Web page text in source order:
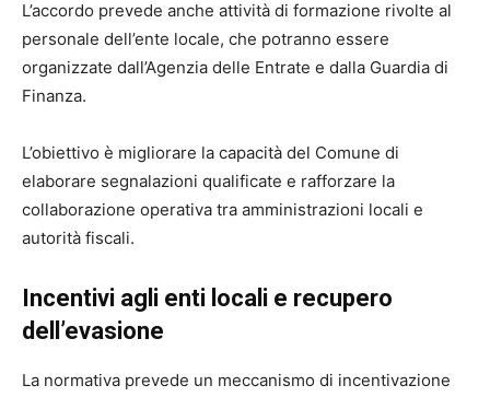
L’accordo prevede anche attività di formazione rivolte al
personale dell’ente locale, che potranno essere
organizzate dall’Agenzia delle Entrate e dalla Guardia di
Finanza.
L’obiettivo è migliorare la capacità del Comune di
elaborare segnalazioni qualificate e rafforzare la
collaborazione operativa tra amministrazioni locali e
autorità fiscali.
Incentivi agli enti locali e recupero
dell’evasione
La normativa prevede un meccanismo di incentivazione